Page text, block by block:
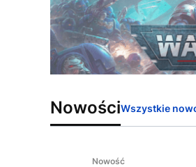
NowościWszystkie
Nowość